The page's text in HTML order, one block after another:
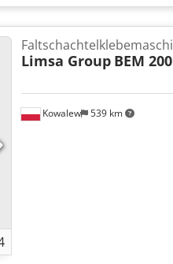
Kowalew 539 km
Limsa Group BEM 200